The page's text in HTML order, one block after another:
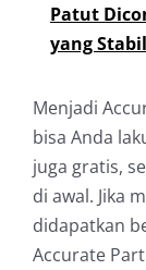
Patut
yang Stabil
Menjadi
bisa Anda
juga gratis,
di awal. Jika
didapatkan
Accurate